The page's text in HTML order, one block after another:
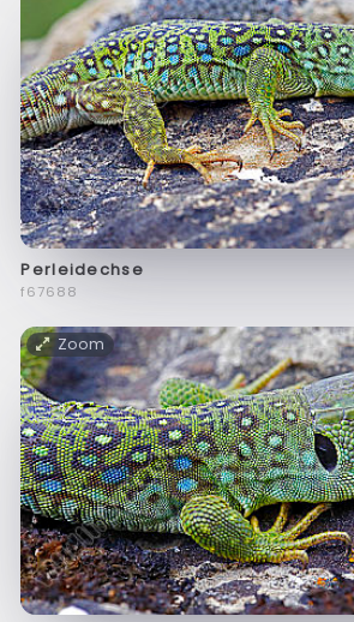
Perleidechse
f67688
Zoom